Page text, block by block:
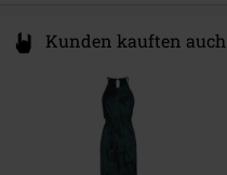
Kunden kauften auch